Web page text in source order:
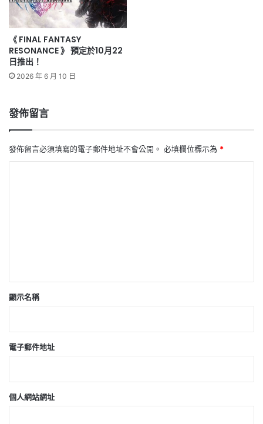
《 FINAL FANTASY
RESONANCE 》 預定於10月22
日推出！
2026 年 6 月 10 日
發佈留言
發佈留言必須填寫的電子郵件地址不會公開。 必填欄位標示為 *
顯示名稱
電子郵件地址
個人網站網址